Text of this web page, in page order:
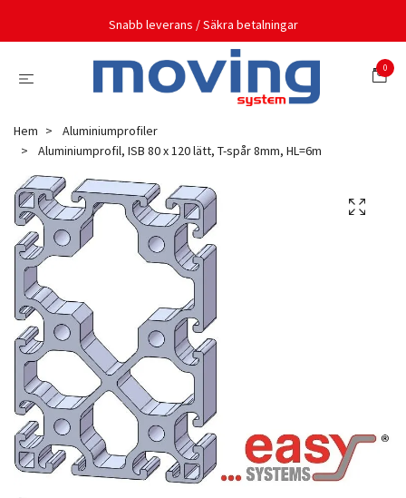
Snabb leverans / Säkra betalningar
0
Hem
Aluminiumprofiler
Aluminiumprofil, ISB 80 x 120 lätt, T-spår 8mm, HL=6m